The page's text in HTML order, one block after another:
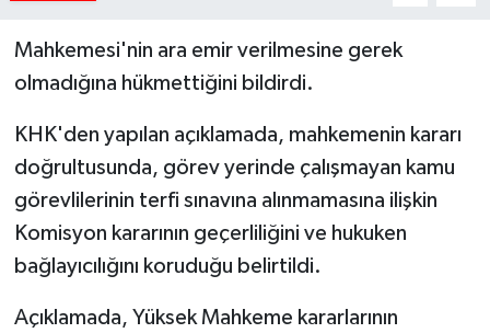
Mahkemesi'nin ara emir verilmesine gerek
olmadığına hükmettiğini bildirdi.
KHK'den yapılan açıklamada, mahkemenin kararı
doğrultusunda, görev yerinde çalışmayan kamu
görevlilerinin terfi sınavına alınmamasına ilişkin
Komisyon kararının geçerliliğini ve hukuken
bağlayıcılığını koruduğu belirtildi.
Açıklamada, Yüksek Mahkeme kararlarının